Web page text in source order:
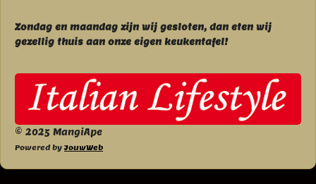
Zondag en maandag zijn wij gesloten, dan eten wij
gezellig thuis aan onze eigen keukentafel!
© 2025 MangiApe
Powered by JouwWeb